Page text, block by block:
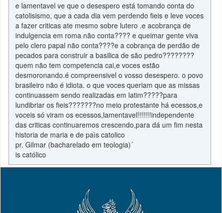
e lamentavel ve que o desespero está tomando conta do
catolisismo, que a cada dia vem perdendo fieis e leve voces
a fazer criticas ate mesmo sobre lutero .e acobrança de
indulgencia em roma não conta???? e queimar gente viva
pelo clero papal não conta????e a cobrança de perdão de
pecados para construir a basilica de são pedro????????
quem não tem competencia cai,e voces estão
desmoronando.é compreensivel o vosso desespero. o povo
brasileiro não é idiota. o que voces queriam que as missas
continuassem sendo realizadas em latim?????para
lundibriar os fieis???????no meio protestante há ecessos,e
voceis só viram os ecessos,lamentavel!!!!!!!independente
das criticas continuaremos crescendo,para dá um fim nesta
historia de maria e de paìs catolico
pr. Gilmar (bacharelado em teologia)´
is católico